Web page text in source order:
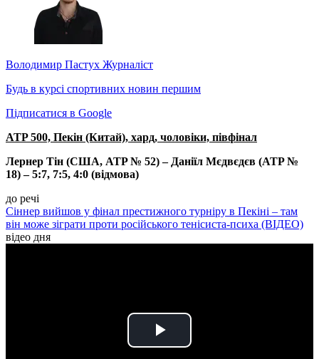
Володимир Пастух Журналіст
Будь в курсі спортивних новин першим
Підписатися в Google
ATP 500, Пекін (Китай), хард, чоловіки, півфінал
Лернер Тін (США, ATP № 52) – Даніїл Мєдвєдєв (ATP №
18) – 5:7, 7:5, 4:0 (відмова)
до речі
Сіннер вийшов у фінал престижного турніру в Пекіні – там
він може зіграти проти російського тенісиста-психа (ВІДЕО)
відео дня
Play